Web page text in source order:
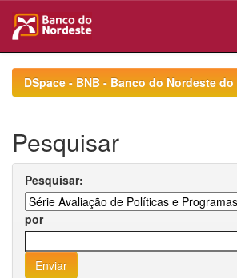
navigationDSpace - BNB - Banco do Nordeste
Pesquisar
Pesquisar:
por